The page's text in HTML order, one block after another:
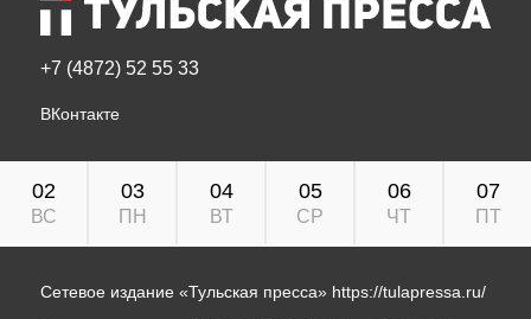
+7 (4872) 52 55 33
ВКонтакте
02
ВС
03
ПН
04
ВТ
05
СР
06
ЧТ
07
ПТ
Сетевое издание «Тульская пресса» https://tulapressa.ru/